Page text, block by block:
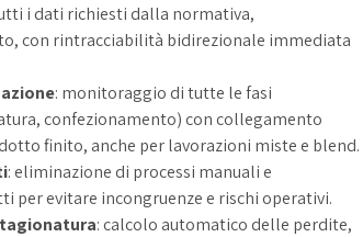
i dati richiesti dalla normativa,
con rintracciabilità bidirezionale immediata
: monitoraggio di tutte le fasi
confezionamento) con collegamento
finito, anche per lavorazioni miste e blend.
: eliminazione di processi manuali e
per evitare incongruenze e rischi operativi.
: calcolo automatico delle perdite,